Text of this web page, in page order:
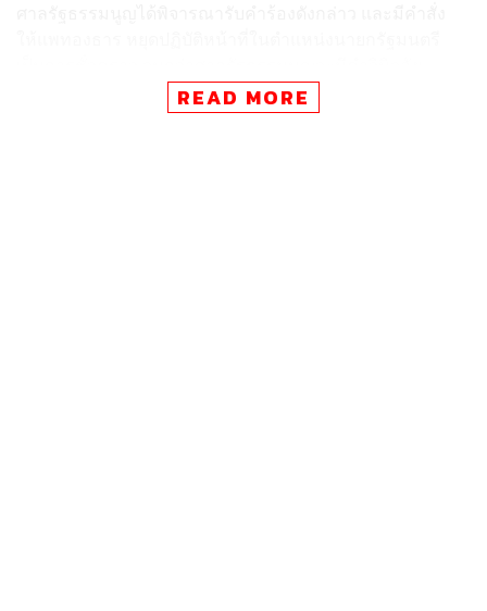
นพ.ตุลย์กล่าวว่า บัดนี้ มีพระบรมราชโองการโปรดเกล้าฯ
READ MORE